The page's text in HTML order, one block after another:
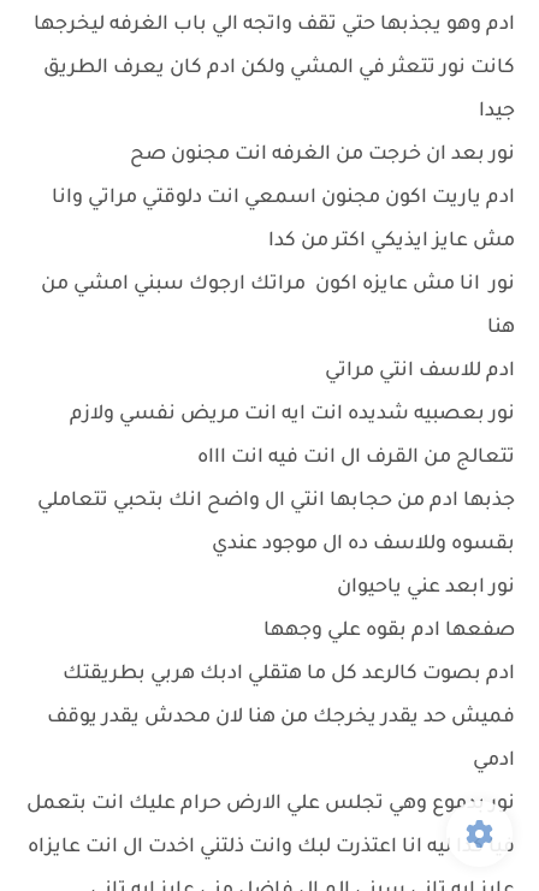
ادم وهو يجذبها حتي تقف واتجه الي باب الغرفه ليخرجها
كانت نور تتعثر في المشي ولكن ادم كان يعرف الطريق
جيدا
نور بعد ان خرجت من الغرفه انت مجنون صح
ادم ياريت اكون مجنون اسمعي انت دلوقتي مراتي وانا
مش عايز ايذيكي اكتر من كدا
نور انا مش عايزه اكون مراتك ارجوك سبني امشي من
هنا
ادم للاسف انتي مراتي
نور بعصبيه شديده انت ايه انت مريض نفسي ولازم
تتعالج من القرف ال انت فيه انت اااه
جذبها ادم من حجابها انتي ال واضح انك بتحبي تتعاملي
بقسوه وللاسف ده ال موجود عندي
نور ابعد عني ياحيوان
صفعها ادم بقوه علي وجهها
ادم بصوت كالرعد كل ما هتقلي ادبك هربي بطريقتك
فميش حد يقدر يخرجك من هنا لان محدش يقدر يوقف
ادمي
نور بدموع وهي تجلس علي الارض حرام عليك انت بتعمل
فيا كدا ليه انا اعتذرت لبك وانت ذلتني اخدت ال انت عايزاه